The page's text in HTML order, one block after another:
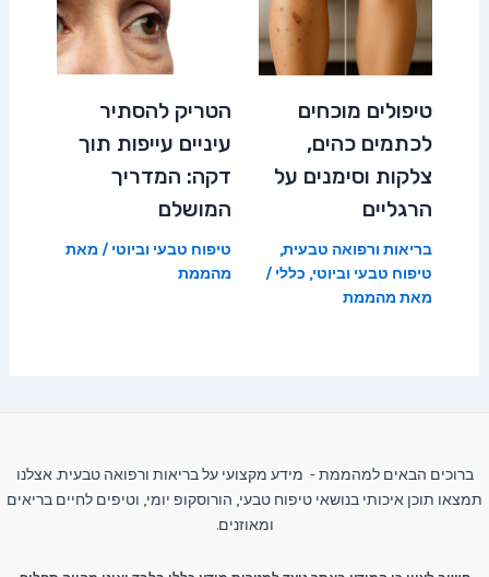
טיפולים מוכחים
לכתמים כהים,
צלקות וסימנים על
הרגליים
בריאות ורפואה טבעית,
טיפוח טבעי וביוטי, כללי /
מאת מהממת
הטריק להסתיר
עיניים עייפות תוך
דקה: המדריך
המושלם
טיפוח טבעי וביוטי / מאת
מהממת
ברוכים הבאים למהממת - מידע מקצועי על בריאות ורפואה טבעית. אצלנו
תמצאו תוכן איכותי בנושאי טיפוח טבעי, הורוסקופ יומי, וטיפים לחיים בריאים
ומאוזנים.